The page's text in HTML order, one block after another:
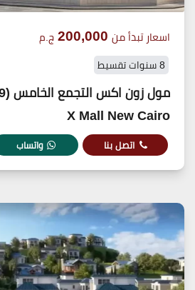
اسعار تبدأ من 200,000 ج.م
8 سنوات تقسيط
X Mall New Cairo
اتصل بنا واتساب